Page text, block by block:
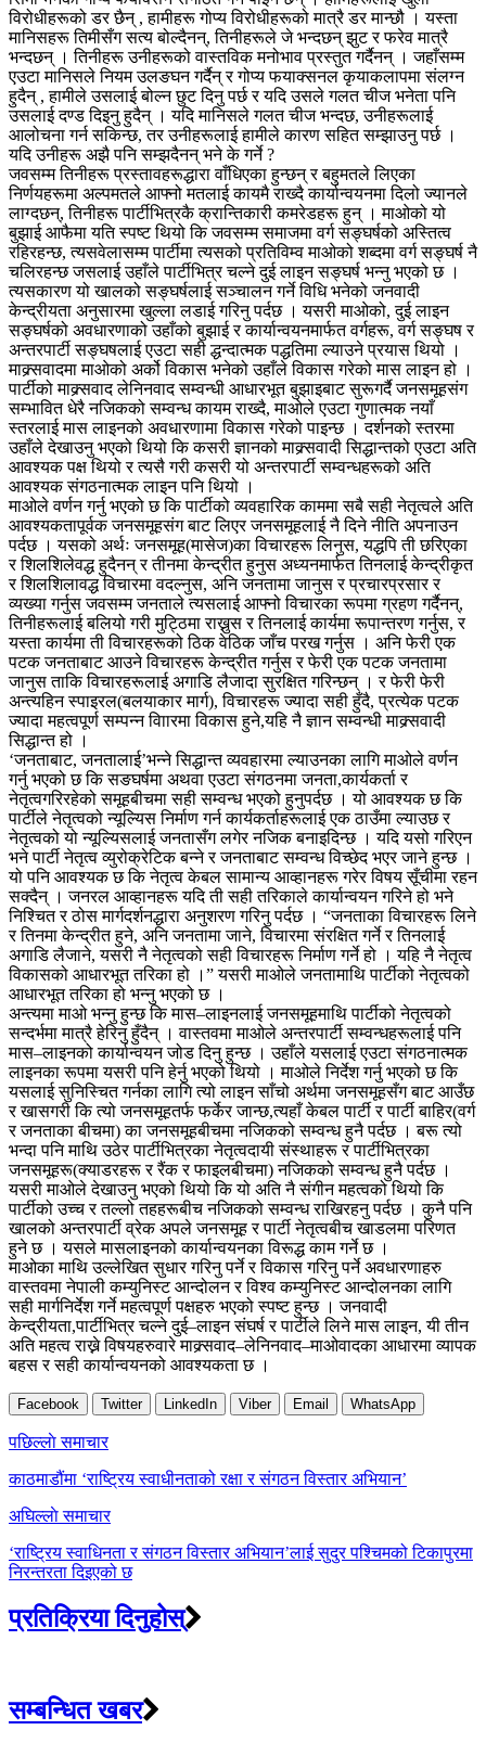
विरोधीहरूको डर छैन् , हामीहरू गोप्य विरोधीहरूको मात्रै डर मान्छौ । यस्ता
मानिसहरू तिमीसँग सत्य बोल्दैनन्, तिनीहरूले जे भन्दछन् झुट र फरेव मात्रै
भन्दछन् । तिनीहरू उनीहरूको वास्तविक मनोभाव प्रस्तुत गर्दैनन् । जहाँसम्म
एउटा मानिसले नियम उलङघन गर्दैन् र गोप्य फयाक्सनल कृयाकलापमा संलग्न
हुदैन् , हामीले उसलाई बोल्न छुट दिनु पर्छ र यदि उसले गलत चीज भनेता पनि
उसलाई दण्ड दिइनु हुदैन् । यदि मानिसले गलत चीज भन्दछ, उनीहरूलाई
आलोचना गर्न सकिन्छ, तर उनीहरूलाई हामीले कारण सहित सम्झाउनु पर्छ ।
यदि उनीहरू अझै पनि सम्झदैनन् भने के गर्ने ?
जवसम्म तिनीहरू प्रस्तावहरूद्धारा वाँधिएका हुन्छन् र बहुमतले लिएका
निर्णयहरूमा अल्पमतले आफ्नो मतलाई कायमै राख्दै कार्यान्वयनमा दिलो ज्यानले
लाग्दछन्, तिनीहरू पार्टीभित्रकै क्रान्तिकारी कमरेडहरू हुन् । माओको यो
बुझाई आफैमा यति स्पष्ट थियो कि जवसम्म समाजमा वर्ग सङ्घर्षको अस्तित्व
रहिरहन्छ, त्यसवेलासम्म पार्टीमा त्यसको प्रतिविम्व माओको शब्दमा वर्ग सङ्घर्ष नै
चलिरहन्छ जसलाई उहाँले पार्टीभित्र चल्ने दुई लाइन सङ्घर्ष भन्नु भएको छ ।
त्यसकारण यो खालको सङ्घर्षलाई सञ्चालन गर्ने विधि भनेको जनवादी
केन्द्रीयता अनुसारमा खुल्ला लडाई गरिनु पर्दछ । यसरी माओको, दुई लाइन
सङ्घर्षको अवधारणाको उहाँको बुझाई र कार्यान्वयनमार्फत वर्गहरू, वर्ग सङ्घष र
अन्तरपार्टी सङ्घषलाई एउटा सही द्धन्दात्मक पद्धतिमा ल्याउने प्रयास थियो ।
माक्र्सवादमा माओको अर्को विकास भनेको उहाँले विकास गरेको मास लाइन हो ।
पार्टीको माक्र्सवाद लेनिनवाद सम्वन्धी आधारभूत बुझाइबाट सुरूगर्दै जनसमूहसंग
सम्भावित धेरै नजिकको सम्वन्ध कायम राख्दै, माओले एउटा गुणात्मक नयाँ
स्तरलाई मास लाइनको अवधारणामा विकास गरेको पाइन्छ । दर्शनको स्तरमा
उहाँले देखाउनु भएको थियो कि कसरी ज्ञानको माक्र्सवादी सिद्धान्तको एउटा अति
आवश्यक पक्ष थियो र त्यसै गरी कसरी यो अन्तरपार्टी सम्वन्धहरूको अति
आवश्यक संगठनात्मक लाइन पनि थियो ।
माओले वर्णन गर्नु भएको छ कि पार्टीको व्यवहारिक काममा सबै सही नेतृत्वले अति
आवश्यकतापूर्वक जनसमूहसंग बाट लिएर जनसमूहलाई नै दिने नीति अपनाउन
पर्दछ । यसको अर्थः जनसमूह(मासेज)का विचारहरू लिनुस, यद्धपि ती छरिएका
र शिलशिलेवद्ध हुदैनन् र तीनमा केन्द्रीत हुनुस अध्यनमार्फत तिनलाई केन्द्रीकृत
र शिलशिलावद्ध विचारमा वदल्नुस, अनि जनतामा जानुस र प्रचारप्रसार र
व्यख्या गर्नुस जवसम्म जनताले त्यसलाई आफ्नो विचारका रूपमा ग्रहण गर्दैनन्,
तिनीहरूलाई बलियो गरी मुट्ठिमा राख्नुस र तिनलाई कार्यमा रूपान्तरण गर्नुस, र
यस्ता कार्यमा ती विचारहरूको ठिक वेठिक जाँच परख गर्नुस । अनि फेरी एक
पटक जनताबाट आउने विचारहरू केन्द्रीत गर्नुस र फेरी एक पटक जनतामा
जानुस ताकि विचारहरूलाई अगाडि लैजादा सुरक्षित गरिन्छन् । र फेरी फेरी
अन्त्यहिन स्पाइरल(बलयाकार मार्ग), विचारहरू ज्यादा सही हुँदै, प्रत्येक पटक
ज्यादा महत्वपूर्ण सम्पन्न विाारमा विकास हुने,यहि नै ज्ञान सम्वन्धी माक्र्सवादी
सिद्धान्त हो ।
‘जनताबाट, जनतालाई’भन्ने सिद्धान्त व्यवहारमा ल्याउनका लागि माओले वर्णन
गर्नु भएको छ कि सङघर्षमा अथवा एउटा संगठनमा जनता,कार्यकर्ता र
नेतृत्वगरिरहेको समूहबीचमा सही सम्वन्ध भएको हुनुपर्दछ । यो आवश्यक छ कि
पार्टीले नेतृत्वको न्यूल्यिस निर्माण गर्न कार्यकर्ताहरूलाई एक ठाउँमा ल्याउछ र
नेतृत्वको यो न्यूल्यिसलाई जनतासँग लगेर नजिक बनाइदिन्छ । यदि यसो गरिएन
भने पार्टी नेतृत्व व्युरोक्रेटिक बन्ने र जनताबाट सम्वन्ध विच्छेद भएर जाने हुन्छ ।
यो पनि आवश्यक छ कि नेतृत्व केबल सामान्य आव्हानहरू गरेर विषय सूँचीमा रहन
सक्दैन् । जनरल आव्हानहरू यदि ती सही तरिकाले कार्यान्वयन गरिने हो भने
निश्चित र ठोस मार्गदर्शनद्धारा अनुशरण गरिनु पर्दछ । “जनताका विचारहरू लिने
र तिनमा केन्द्रीत हुने, अनि जनतामा जाने, विचारमा संरक्षित गर्ने र तिनलाई
अगाडि लैजाने, यसरी नै नेतृत्वको सही विचारहरू निर्माण गर्ने हो । यहि नै नेतृत्व
विकासको आधारभूत तरिका हो ।” यसरी माओले जनतामाथि पार्टीको नेतृत्वको
आधारभूत तरिका हो भन्नु भएको छ ।
अन्त्यमा माओ भन्नु हुन्छ कि मास–लाइनलाई जनसमूहमाथि पार्टीको नेतृत्वको
सन्दर्भमा मात्रै हेरिनु हुँदैन् । वास्तवमा माओले अन्तरपार्टी सम्वन्धहरूलाई पनि
मास–लाइनको कार्यान्वयन जोड दिनु हुन्छ । उहाँले यसलाई एउटा संगठनात्मक
लाइनका रूपमा यसरी पनि हेर्नु भएको थियो । माओले निर्देश गर्नु भएको छ कि
यसलाई सुनिस्चित गर्नका लागि त्यो लाइन साँचो अर्थमा जनसमूहसँग बाट आउँछ
र खासगरी कि त्यो जनसमूहतर्फ फर्केर जान्छ,त्यहाँ केबल पार्टी र पार्टी बाहिर(वर्ग
र जनताका बीचमा) का जनसमूहबीचमा नजिकको सम्वन्ध हुनै पर्दछ । बरू त्यो
भन्दा पनि माथि उठेर पार्टीभित्रका नेतृत्वदायी संस्थाहरू र पार्टीभित्रका
जनसमूहरू(क्याडरहरू र रैंक र फाइलबीचमा) नजिकको सम्वन्ध हुनै पर्दछ ।
यसरी माओले देखाउनु भएको थियो कि यो अति नै संगीन महत्वको थियो कि
पार्टीको उच्च र तल्लो तहहरूबीच नजिकको सम्वन्ध राखिरहनु पर्दछ । कुनै पनि
खालको अन्तरपार्टी व्रेक अपले जनसमूह र पार्टी नेतृत्वबीच खाडलमा परिणत
हुने छ । यसले मासलाइनको कार्यान्वयनका विरूद्ध काम गर्ने छ ।
माओका माथि उल्लेखित सुधार गरिनु पर्ने र विकास गरिनु पर्ने अवधारणाहरु
वास्तवमा नेपाली कम्युनिस्ट आन्दोलन र विश्व कम्युनिस्ट आन्दोलनका लागि
सही मार्गनिर्देश गर्ने महत्वपूर्ण पक्षहरु भएको स्पष्ट हुन्छ । जनवादी
केन्द्रीयता,पार्टीभित्र चल्ने दुई–लाइन संघर्ष र पार्टीले लिने मास लाइन, यी तीन
अति महत्व राख्ने विषयहरुवारे माक्र्सवाद–लेनिनवाद–माओवादका आधारमा व्यापक
बहस र सही कार्यान्वयनको आवश्यकता छ ।
Facebook Twitter LinkedIn Viber Email WhatsApp
Post
navigation
पछिल्लाे समाचार
काठमाडौंमा ‘राष्ट्रिय स्वाधीनताको रक्षा र संगठन विस्तार अभियान’
अघिल्लाे समाचार
‘राष्ट्रिय स्वाधिनता र संगठन विस्तार अभियान’लाई सुदुर पश्चिमको टिकापुरमा
निरन्तरता दिइएको छ
प्रतिक्रिया दिनुहोस्
सम्बन्धित खबर